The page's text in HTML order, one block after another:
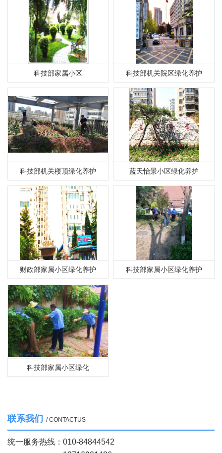
科技部家属小区 科技部机关院区绿化养护
科技部机关楼顶绿化养护 蓝天怡景小区绿化养护
财政部家属小区绿化养护 科技部家属小区绿化养护
科技部家属小区绿化
联系我们 / CONTACTUS
统一服务热线： 010-84844542